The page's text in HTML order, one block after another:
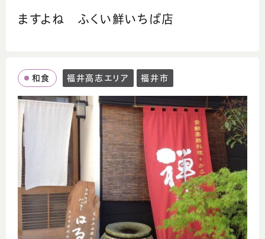
ますよね ふくい鮮いちば店
和食 福井高志エリア 福井市